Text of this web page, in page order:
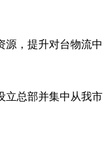
，提升对台物流中
总部并集中从我市